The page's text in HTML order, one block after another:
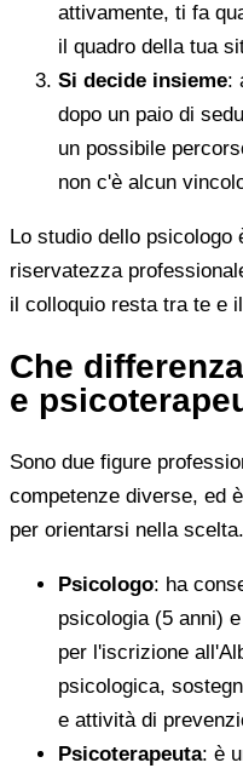
attivamente, ti fa
il quadro della tua
Si decide insieme:
dopo un paio di
un possibile
non c'è alcun
Lo studio dello psicologo
riservatezza
il colloquio resta tra te e
Che
e
Sono due figure
competenze diverse, ed
per orientarsi nella scelta.
Psicologo: ha
psicologia (5 anni)
per l'iscrizione
psicologica,
e attività di
Psicoterapeuta: è